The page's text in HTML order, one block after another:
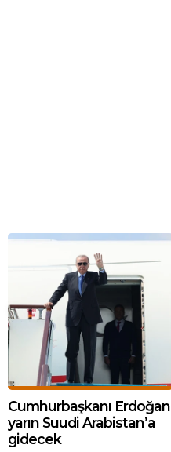
Cumhurbaşkanı Erdoğan
yarın Suudi Arabistan’a
gidecek